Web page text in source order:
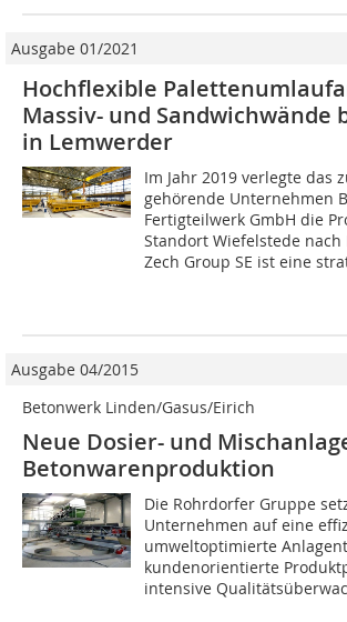
Ausgabe 01/2021
Hochflexible
Massiv- und Sandwichwände
in Lemwerder
Im Jahr 2019 verlegte das
gehörende Unternehmen
Fertigteilwerk GmbH die
Standort Wiefelstede nach
Zech Group SE ist eine
Ausgabe 04/2015
Betonwerk Linden/Gasus/Eirich
Neue Dosier- und
Betonwarenproduktion
Die Rohrdorfer Gruppe
Unternehmen auf eine
umweltoptimierte
kundenorientierte
intensive